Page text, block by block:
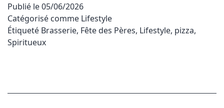
Publié le05/06/2026
Catégorisé comme Lifestyle
Étiqueté Brasserie, Fête des Pères, Lifestyle, pizza,
Spiritueux